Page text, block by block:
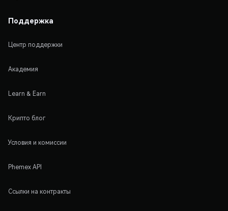
Поддержка
Центр поддержки
Академия
Learn & Earn
Крипто блог
Условия и комиссии
Phemex API
Ссылки на контракты